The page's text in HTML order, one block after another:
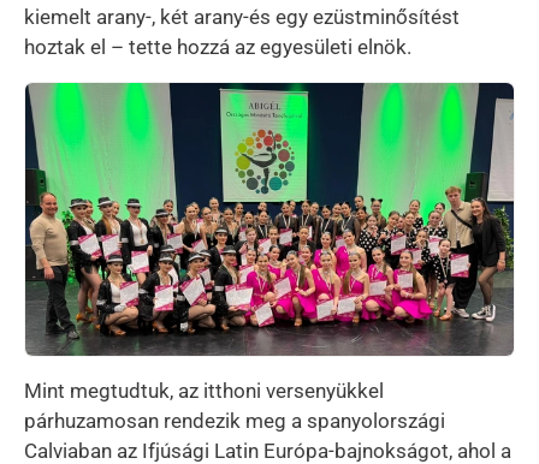
kiemelt arany-, két arany-és egy ezüstminősítést
hoztak el – tette hozzá az egyesületi elnök.
Kép
Mint megtudtuk, az itthoni versenyükkel
párhuzamosan rendezik meg a spanyolországi
Calviaban az Ifjúsági Latin Európa-bajnokságot, ahol a